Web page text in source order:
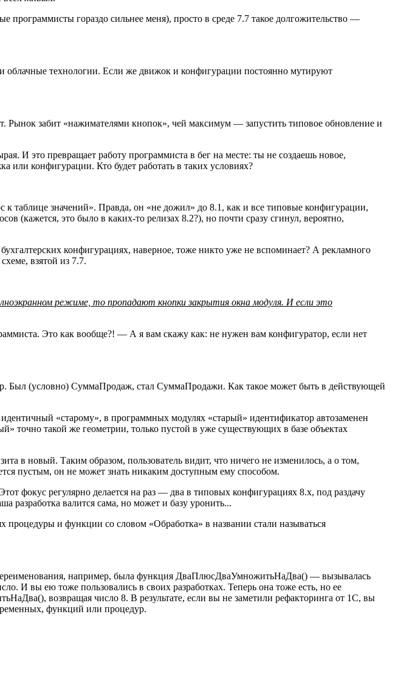
гораздо сильнее меня), просто в среде 7.7 такое долгожительство —
облачные технологии. Если же движок и конфигурации постоянно мутируют
Рынок забит «нажимателями кнопок», чей максимум — запустить типовое обновление и
И это превращает работу программиста в бег на месте: ты не создаешь новое,
или конфигурации. Кто будет работать в таких условиях?
таблице значений». Правда, он «не дожил» до 8.1, как и все типовые конфигурации,
(кажется, это было в каких‑то релизах 8.2?), но почти сразу сгинул, вероятно,
конфигурациях, наверное, тоже никто уже не вспоминает? А рекламного
взятой из 7.7.
режиме, то пропадают кнопки закрытия окна модуля. И если это
Это как вообще?! — А я вам скажу как: не нужен вам конфигуратор, если нет
Был (условно) СуммаПродаж, стал СуммаПродажи. Как такое может быть в действующей
«старому», в программных модулях «старый» идентификатор автозаменен
точно такой же геометрии, только пустой в уже существующих в базе объектах
в новый. Таким образом, пользователь видит, что ничего не изменилось, а о том,
пустым, он не может знать никаким доступным ему способом.
фокус регулярно делается на раз — два в типовых конфигурациях 8.х, под раздачу
разработка валится сама, но может и базу уронить...
и функции со словом «Обработка» в названии стали называться
например, была функция ДваПлюсДваУмножитьНаДва() — вызывалась
И вы ею тоже пользовались в своих разработках. Теперь она тоже есть, но ее
возвращая число 8. В результате, если вы не заметили рефакторинга от 1С, вы
функций или процедур.